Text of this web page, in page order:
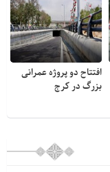
افتتاح دو پروژه عمرانی
بزرگ در کرج